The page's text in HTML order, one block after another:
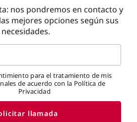
nos pondremos en contacto y
mejores opciones según sus
necesidades.
para el tratamiento de mis
de acuerdo con la Política de
Privacidad
llamada